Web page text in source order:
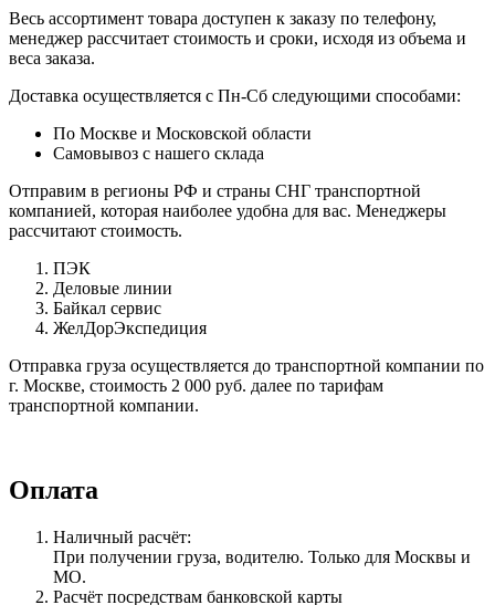
Весь ассортимент товара доступен к заказу по телефону,
менеджер рассчитает стоимость и сроки, исходя из объема и
веса заказа.
Доставка осуществляется с Пн-Сб следующими способами:
По Москве и Московской области
Самовывоз с нашего склада
Отправим в регионы РФ и страны СНГ транспортной
компанией, которая наиболее удобна для вас. Менеджеры
рассчитают стоимость.
ПЭК
Деловые линии
Байкал сервис
ЖелДорЭкспедиция
Отправка груза осуществляется до транспортной компании по
г. Москве, стоимость 2 000 руб. далее по тарифам
транспортной компании.
Оплата
Наличный расчёт:
При получении груза, водителю. Только для Москвы и
МО.
Расчёт посредствам банковской карты